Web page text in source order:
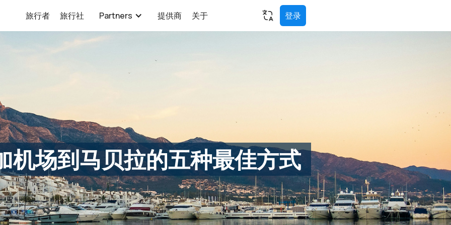
旅行者 旅行社 Partners 提供商 关于 登录
机场到马贝拉的五种最佳方式